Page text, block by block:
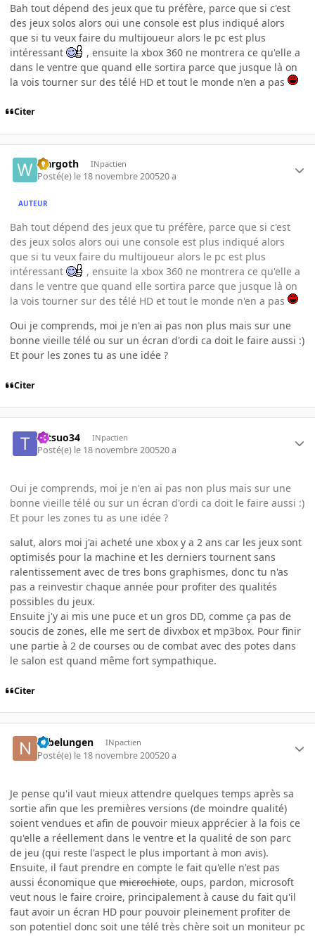
Bah tout dépend des jeux que tu préfère, parce que si c'est
des jeux solos alors oui une console est plus indiqué alors
que si tu veux faire du multijoueur alors le pc est plus
intéressant
, ensuite la xbox 360 ne montrera ce qu'elle a
dans le ventre que quand elle sortira parce que jusque là on
la vois tourner sur des télé HD et tout le monde n'en a pas
Citer
wargoth INpactien
Posté(e) le 18 novembre 200520 a
AUTEUR
Bah tout dépend des jeux que tu préfère, parce que si c'est
des jeux solos alors oui une console est plus indiqué alors
que si tu veux faire du multijoueur alors le pc est plus
intéressant
, ensuite la xbox 360 ne montrera ce qu'elle a
dans le ventre que quand elle sortira parce que jusque là on
la vois tourner sur des télé HD et tout le monde n'en a pas
Oui je comprends, moi je n'en ai pas non plus mais sur une
bonne vieille télé ou sur un écran d'ordi ca doit le faire aussi :)
Et pour les zones tu as une idée ?
Citer
tetsuo34 INpactien
Posté(e) le 18 novembre 200520 a
Oui je comprends, moi je n'en ai pas non plus mais sur une
bonne vieille télé ou sur un écran d'ordi ca doit le faire aussi :)
Et pour les zones tu as une idée ?
salut, alors moi j'ai acheté une xbox y a 2 ans car les jeux sont
optimisés pour la machine et les derniers tournent sans
ralentissement avec de tres bons graphismes, donc tu n'as
pas a reinvestir chaque année pour profiter des qualités
possibles du jeux.
Ensuite j'y ai mis une puce et un gros DD, comme ça pas de
soucis de zones, elle me sert de divxbox et mp3box. Pour finir
une partie à 2 de courses ou de combat avec des potes dans
le salon est quand même fort sympathique.
Citer
Nibelungen INpactien
Posté(e) le 18 novembre 200520 a
Je pense qu'il vaut mieux attendre quelques temps après sa
sortie afin que les premières versions (de moindre qualité)
soient vendues et afin de pouvoir mieux apprécier à la fois ce
qu'elle a réellement dans le ventre et la qualité de son parc
de jeu (qui reste l'aspect le plus important à mon avis).
Ensuite, il faut prendre en compte le fait qu'elle n'est pas
aussi économique que microchiote, oups, pardon, microsoft
veut nous le faire croire, principalement à cause du fait qu'il
faut avoir un écran HD pour pouvoir pleinement profiter de
son potentiel donc soit une télé très chère soit un moniteur pc